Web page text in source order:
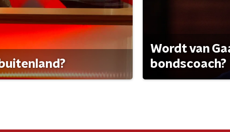
Wordt van
bondscoach?